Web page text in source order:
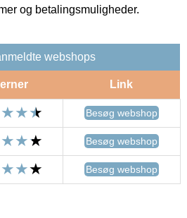
og betalingsmuligheder.
webshops
Link
Besøg webshop
Besøg webshop
Besøg webshop